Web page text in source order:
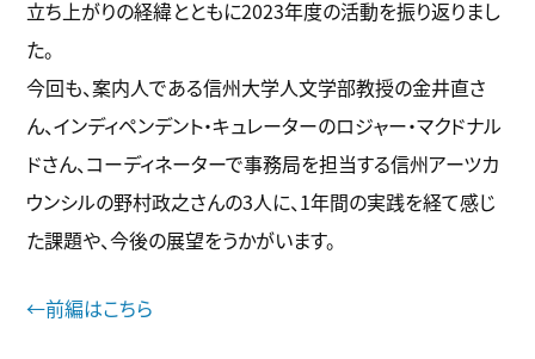
立ち上がりの経緯とともに2023年度の活動を振り返りまし
た。
今回も、案内人である信州大学人文学部教授の金井直さ
ん、インディペンデント・キュレーターのロジャー・マクドナル
ドさん、コーディネーターで事務局を担当する信州アーツカ
ウンシルの野村政之さんの3人に、1年間の実践を経て感じ
た課題や、今後の展望をうかがいます。
←前編はこちら